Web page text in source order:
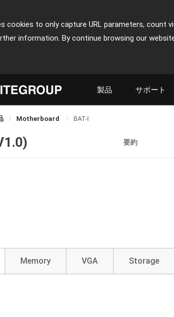
cookies to only capture URL parameters, count
information. By continue browsing our
製品 サポート
Motherboard BAT-I
要約
Memory VGA Storage